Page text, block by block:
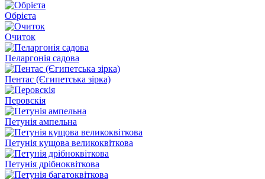
Обрієта
Очиток
Пеларгонія садова
Пентас (Єгипетська зірка)
Перовскiя
Петунія ампельна
Петунія кущова великоквіткова
Петунія дрібноквіткова